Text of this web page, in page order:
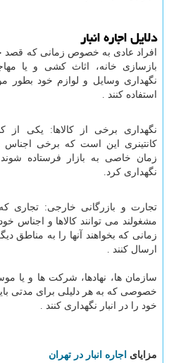
دلایل اجاره انبار
افراد عادی به خصوص زمانی که قصد
بازسازی خانه، اثاث کشی و یا
نگهداری وسایل و لوازم خود بطور
استفاده کنند .
نگهداری برخی از کالاها: یکی از
کانتینری این است که برخی اجناس
زمان خاصی به بازار فرستاده شوند
نگهداری کرد.
تجارت و بازرگانی خارجی: تجاری
مشغولند می توانند کالاها و اجناس خود
زمانی که بخواهند آنها را به مناطق
ارسال کنند .
سازمان ها، نهادها، شرکت ها و یا
خصوصی که به هر دلیلی برای مدتی
خود را در انبار نگهداری کنند .
مزایای اجاره انبار در تهران